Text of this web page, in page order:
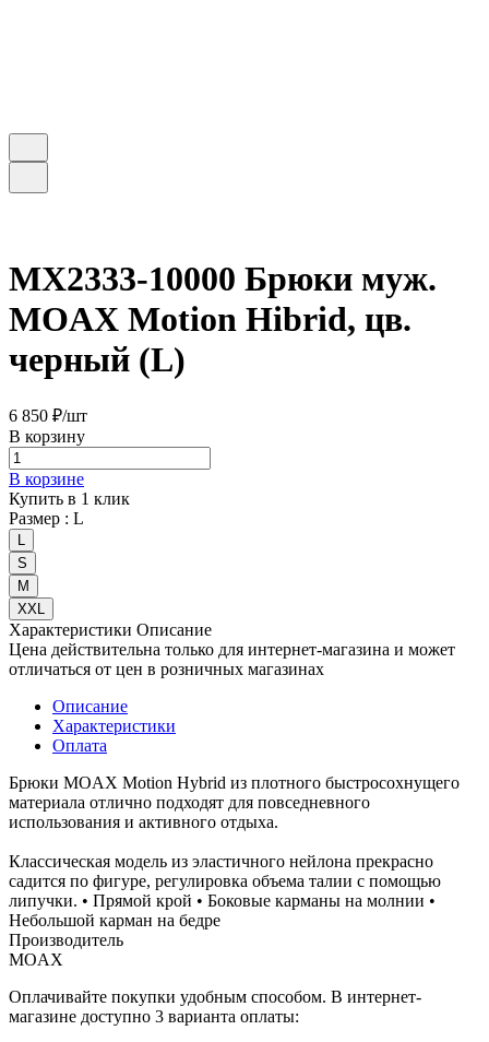
MX2333-10000 Брюки муж.
MOAX Motion Hibrid, цв.
черный (L)
6 850 ₽/шт
В корзину
В корзине
Купить в 1 клик
Размер : L
S
М
XXL
Характеристики Описание
Цена действительна только для интернет-магазина и может
отличаться от цен в розничных магазинах
Описание
Характеристики
Оплата
Брюки MOAX Motion Hybrid из плотного быстросохнущего
материала отлично подходят для повседневного
использования и активного отдыха.
Классическая модель из эластичного нейлона прекрасно
садится по фигуре, регулировка объема талии с помощью
липучки. • Прямой крой • Боковые карманы на молнии •
Небольшой карман на бедре
Производитель
MOAX
Оплачивайте покупки удобным способом. В интернет-
магазине доступно 3 варианта оплаты: